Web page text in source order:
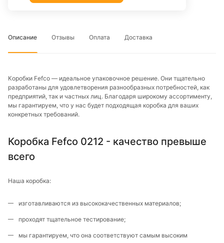
Описание Отзывы Оплата Доставка
Коробки Fefco — идеальное упаковочное решение. Они тщательно
разработаны для удовлетворения разнообразных потребностей, как
предприятий, так и частных лиц. Благодаря широкому ассортименту,
мы гарантируем, что у нас будет подходящая коробка для ваших
конкретных требований.
Коробка Fefco 0212 - качество превыше
всего
Наша коробка:
изготавливаются из высококачественных материалов;
проходят тщательное тестирование;
мы гарантируем, что она соответствуют самым высоким